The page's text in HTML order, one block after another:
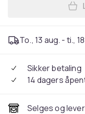
To., 13 aug. - ti.,
Sikker betaling
14 dagers
Selges og